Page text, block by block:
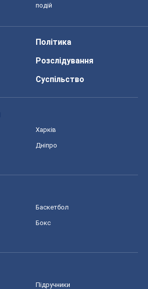
подій
Політика
Розслідування
Суспільство
Харків
Дніпро
Баскетбол
Бокс
Підручники